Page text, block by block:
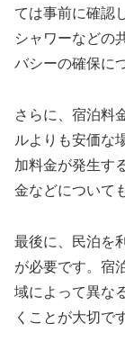
ては事前に確認
シャワーなどの
バシーの確保に
さらに、宿泊料
ルよりも安価な
加料金が発生す
金などについて
最後に、民泊を
が必要です。宿
域によって異な
くことが大切で